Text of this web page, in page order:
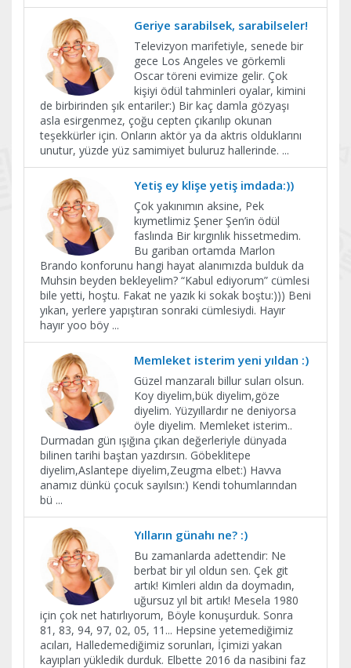
Geriye sarabilsek, sarabilseler!
Televizyon marifetiyle, senede bir
gece Los Angeles ve görkemli
Oscar töreni evimize gelir. Çok
kişiyi ödül tahminleri oyalar, kimini
de birbirinden şık entariler:) Bir kaç damla gözyaşı
asla esirgenmez, çoğu cepten çıkarılıp okunan
teşekkürler için. Onların aktör ya da aktris olduklarını
unutur, yüzde yüz samimiyet buluruz hallerinde. ...
Yetiş ey klişe yetiş imdada:))
Çok yakınımın aksine, Pek
kıymetlimiz Şener Şen’in ödül
faslında Bir kırgınlık hissetmedim.
Bu gariban ortamda Marlon
Brando konforunu hangi hayat alanımızda bulduk da
Muhsin beyden bekleyelim? “Kabul ediyorum” cümlesi
bile yetti, hoştu. Fakat ne yazık ki sokak boştu:))) Beni
yıkan, yerlere yapıştıran sonraki cümlesiydi. Hayır
hayır yoo böy ...
Memleket isterim yeni yıldan :)
Güzel manzaralı billur suları olsun.
Koy diyelim,bük diyelim,göze
diyelim. Yüzyıllardır ne deniyorsa
öyle diyelim. Memleket isterim..
Durmadan gün ışığına çıkan değerleriyle dünyada
bilinen tarihi baştan yazdırsın. Göbeklitepe
diyelim,Aslantepe diyelim,Zeugma elbet:) Havva
anamız dünkü çocuk sayılsın:) Kendi tohumlarından
bü ...
Yılların günahı ne? :)
Bu zamanlarda adettendir: Ne
berbat bir yıl oldun sen. Çek git
artık! Kimleri aldın da doymadın,
uğursuz yıl bit artık! Mesela 1980
için çok net hatırlıyorum, Böyle konuşurduk. Sonra
81, 83, 94, 97, 02, 05, 11... Hepsine yetemediğimiz
acıları, Halledemediğimiz sorunları, İçimizi yakan
kayıpları yükledik durduk. Elbette 2016 da nasibini faz